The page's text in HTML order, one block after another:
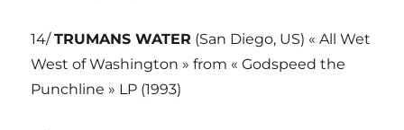
14/TRUMANS WATER (San Diego, US) « All Wet
West of Washington » from « Godspeed the
Punchline » LP (1993)